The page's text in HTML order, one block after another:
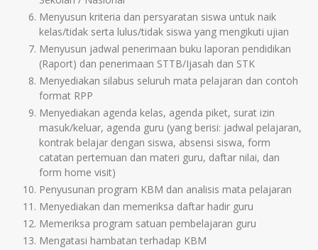
Menyusun kriteria dan persyaratan siswa untuk naik
kelas/tidak serta lulus/tidak siswa yang mengikuti ujian
Menyusun jadwal penerimaan buku laporan pendidikan
(Raport) dan penerimaan STTB/Ijasah dan STK
Menyediakan silabus seluruh mata pelajaran dan contoh
format RPP
Menyediakan agenda kelas, agenda piket, surat izin
masuk/keluar, agenda guru (yang berisi: jadwal pelajaran,
kontrak belajar dengan siswa, absensi siswa, form
catatan pertemuan dan materi guru, daftar nilai, dan
form home visit)
Penyusunan program KBM dan analisis mata pelajaran
Menyediakan dan memeriksa daftar hadir guru
Memeriksa program satuan pembelajaran guru
Mengatasi hambatan terhadap KBM